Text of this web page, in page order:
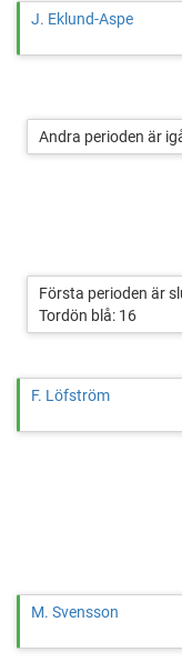
J. Eklund-Aspe
Andra perioden är
Första perioden är
Tordön blå: 16
F. Löfström
M. Svensson